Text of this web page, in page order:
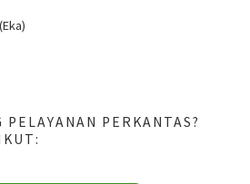
(Eka)
PERKANTAS?